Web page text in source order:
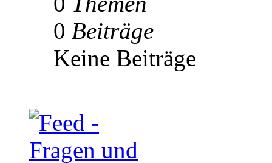
0 Beiträge
Keine Beiträge